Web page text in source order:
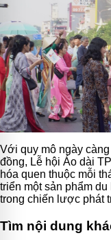
Với quy mô ngày
đồng, Lễ hội Áo dài
hóa quen thuộc mỗi
triển một sản phẩm
trong chiến lược phát
Tìm nội dung